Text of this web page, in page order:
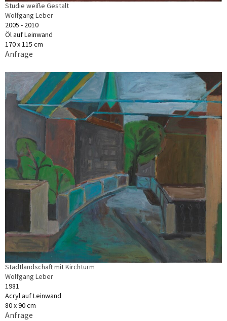
Studie weiße Gestalt
Wolfgang Leber
2005 - 2010
Öl auf Leinwand
170 x 115 cm
Anfrage
Stadtlandschaft mit Kirchturm
Wolfgang Leber
1981
Acryl auf Leinwand
80 x 90 cm
Anfrage